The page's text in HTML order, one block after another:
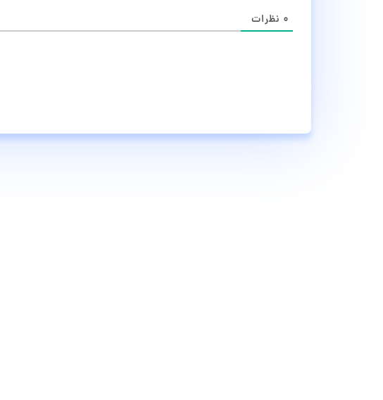
۰ نظرات